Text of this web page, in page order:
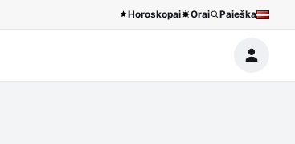
Horoskopai Orai Paieška